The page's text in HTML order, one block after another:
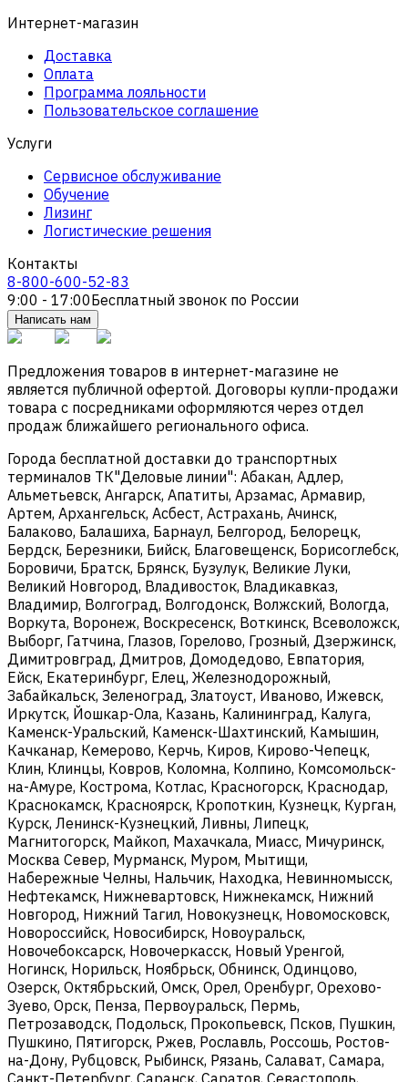
Интернет-магазин
Доставка
Оплата
Программа лояльности
Пользовательское соглашение
Услуги
Сервисное обслуживание
Обучение
Лизинг
Логистические решения
Контакты
8-800-600-52-83
9:00 - 17:00Бесплатный звонок по России
Написать нам
Предложения товаров в интернет-магазине не
является публичной офертой. Договоры купли-продажи
товара с посредниками оформляются через отдел
продаж ближайшего регионального офиса.
Города бесплатной доставки до транспортных
терминалов ТК"Деловые линии": Абакан, Адлер,
Альметьевск, Ангарск, Апатиты, Арзамас, Армавир,
Артем, Архангельск, Асбест, Астрахань, Ачинск,
Балаково, Балашиха, Барнаул, Белгород, Белорецк,
Бердск, Березники, Бийск, Благовещенск, Борисоглебск,
Боровичи, Братск, Брянск, Бузулук, Великие Луки,
Великий Новгород, Владивосток, Владикавказ,
Владимир, Волгоград, Волгодонск, Волжский, Вологда,
Воркута, Воронеж, Воскресенск, Воткинск, Всеволожск,
Выборг, Гатчина, Глазов, Горелово, Грозный, Дзержинск,
Димитровград, Дмитров, Домодедово, Евпатория,
Ейск, Екатеринбург, Елец, Железнодорожный,
Забайкальск, Зеленоград, Златоуст, Иваново, Ижевск,
Иркутск, Йошкар-Ола, Казань, Калининград, Калуга,
Каменск-Уральский, Каменск-Шахтинский, Камышин,
Качканар, Кемерово, Керчь, Киров, Кирово-Чепецк,
Клин, Клинцы, Ковров, Коломна, Колпино, Комсомольск-
на-Амуре, Кострома, Котлас, Красногорск, Краснодар,
Краснокамск, Красноярск, Кропоткин, Кузнецк, Курган,
Курск, Ленинск-Кузнецкий, Ливны, Липецк,
Магнитогорск, Майкоп, Махачкала, Миасс, Мичуринск,
Москва Север, Мурманск, Муром, Мытищи,
Набережные Челны, Нальчик, Находка, Невинномысск,
Нефтекамск, Нижневартовск, Нижнекамск, Нижний
Новгород, Нижний Тагил, Новокузнецк, Новомосковск,
Новороссийск, Новосибирск, Новоуральск,
Новочебоксарск, Новочеркасск, Новый Уренгой,
Ногинск, Норильск, Ноябрьск, Обнинск, Одинцово,
Озерск, Октябрьский, Омск, Орел, Оренбург, Орехово-
Зуево, Орск, Пенза, Первоуральск, Пермь,
Петрозаводск, Подольск, Прокопьевск, Псков, Пушкин,
Пушкино, Пятигорск, Ржев, Рославль, Россошь, Ростов-
на-Дону, Рубцовск, Рыбинск, Рязань, Салават, Самара,
Санкт-Петербург, Саранск, Саратов, Севастополь,